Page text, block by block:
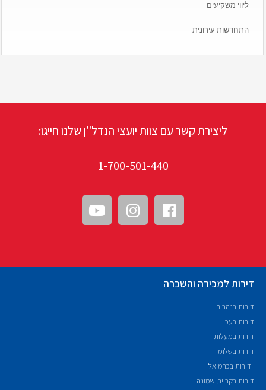
ליווי משקיעים
התחדשות עירונית
ליצירת קשר עם צוות יועצי הנדל"ן שלנו חייגו:
1-700-501-440
דירות למכירה והשכרה
דירות בנהריה
דירות בעכו
דירות במעלות
דירות בשלומי
דירות בכרמיאל
דירות בקריית שמונה